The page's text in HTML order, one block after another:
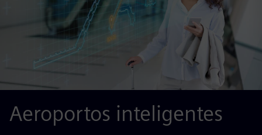
Aeroportos inteligentes